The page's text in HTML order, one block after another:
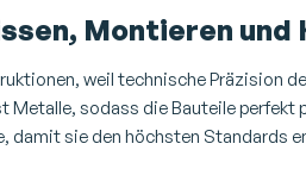
Montieren
weil technische Präzision
sodass die Bauteile perfekt
damit sie den höchsten Standards